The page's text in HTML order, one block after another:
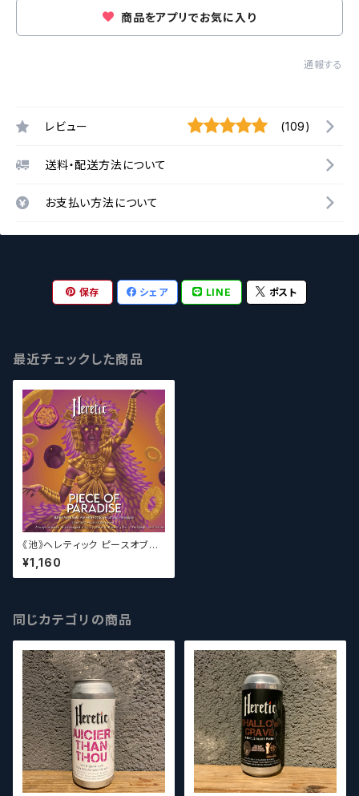
商品をアプリでお気に入り
通報する
レビュー (109)
送料・配送方法について
お支払い方法について
保存 シェア LINE ポスト
最近チェックした商品
《池》ヘレティック ピースオブパ
ラダイス Heretic Piece of P
aradise 【クラフトビールシザー
ズ】
¥1,160
同じカテゴリの商品